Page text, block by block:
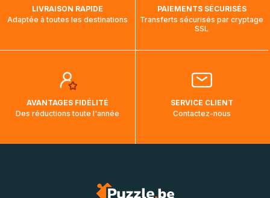
LIVRAISON RAPIDE
Adaptée à toutes les destinations
PAIEMENTS SÉCURISÉS
Transferts sécurisés par cryptage
SSL
AVANTAGES FIDÉLITÉ
Des réductions toute l'année
SERVICE CLIENT
Contactez-nous